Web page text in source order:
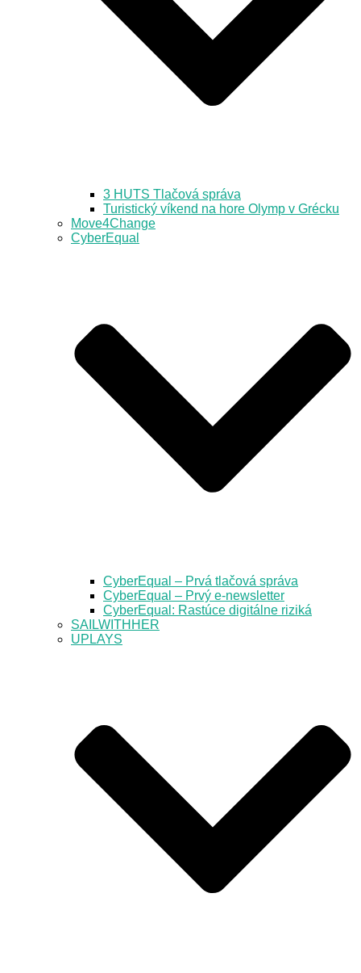
3 HUTS Tlačová správa
Turistický víkend na hore Olymp v Grécku
Move4Change
CyberEqual
CyberEqual – Prvá tlačová správa
CyberEqual – Prvý e-newsletter
CyberEqual: Rastúce digitálne riziká
SAILWITHHER
UPLAYS